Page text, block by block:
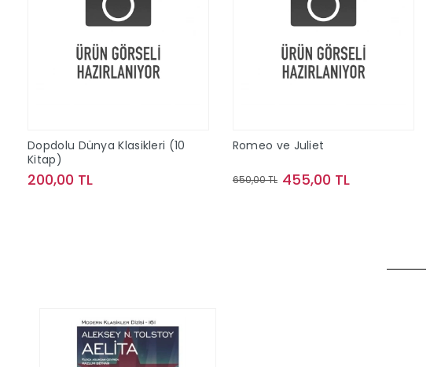
Dopdolu Dünya Klasikleri (10
Kitap)
200,00 TL
Romeo ve Juliet
650,00 TL 455,00 TL